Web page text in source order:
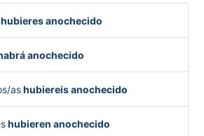
anochecido
anochecido
ashubiereis anochecido
hubieren anochecido